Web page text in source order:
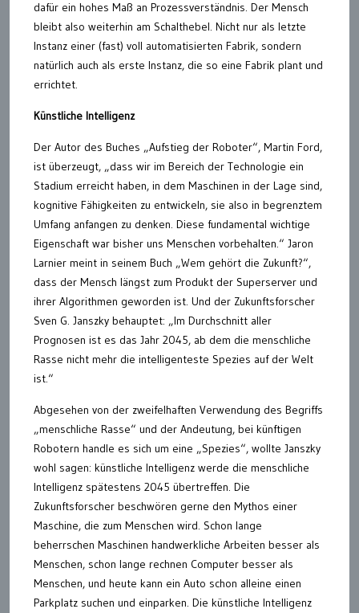
dafür ein hohes Maß an Prozessverständnis. Der Mensch
bleibt also weiterhin am Schalthebel. Nicht nur als letzte
Instanz einer (fast) voll automatisierten Fabrik, sondern
natürlich auch als erste Instanz, die so eine Fabrik plant und
errichtet.
Künstliche Intelligenz
Der Autor des Buches „Aufstieg der Roboter“, Martin Ford,
ist überzeugt, „dass wir im Bereich der Technologie ein
Stadium erreicht haben, in dem Maschinen in der Lage sind,
kognitive Fähigkeiten zu entwickeln, sie also in begrenztem
Umfang anfangen zu denken. Diese fundamental wichtige
Eigenschaft war bisher uns Menschen vorbehalten.“ Jaron
Larnier meint in seinem Buch „Wem gehört die Zukunft?“,
dass der Mensch längst zum Produkt der Superserver und
ihrer Algorithmen geworden ist. Und der Zukunftsforscher
Sven G. Janszky behauptet: „Im Durchschnitt aller
Prognosen ist es das Jahr 2045, ab dem die menschliche
Rasse nicht mehr die intelligenteste Spezies auf der Welt
ist.“
Abgesehen von der zweifelhaften Verwendung des Begriffs
„menschliche Rasse“ und der Andeutung, bei künftigen
Robotern handle es sich um eine „Spezies“, wollte Janszky
wohl sagen: künstliche Intelligenz werde die menschliche
Intelligenz spätestens 2045 übertreffen. Die
Zukunftsforscher beschwören gerne den Mythos einer
Maschine, die zum Menschen wird. Schon lange
beherrschen Maschinen handwerkliche Arbeiten besser als
Menschen, schon lange rechnen Computer besser als
Menschen, und heute kann ein Auto schon alleine einen
Parkplatz suchen und einparken. Die künstliche Intelligenz